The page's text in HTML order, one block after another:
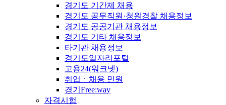
경기도 기간제 채용
경기도 공무직원·청원경찰 채용정보
경기도 공공기관 채용정보
경기도 기타 채용정보
타기관 채용정보
경기도일자리포털
고용24(워크넷)
취업ㆍ채용 민원
경기Free:way
자격시험